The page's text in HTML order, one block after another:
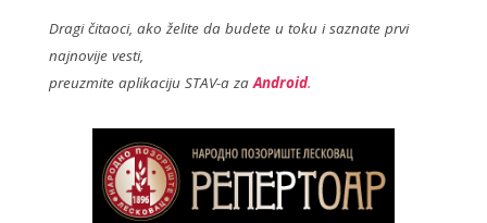
o
o
Dragi čitaoci, ako želite da budete u toku i saznate prvi
najnovije vesti,
preuzmite aplikaciju STAV-a zaAndroid.